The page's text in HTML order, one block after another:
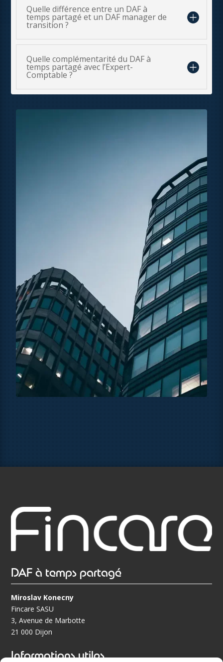
Quelle différence entre un DAF à
temps partagé et un DAF manager de
transition ?
Quelle complémentarité du DAF à
temps partagé avec l’Expert-
Comptable ?
DAF à temps partagé
Miroslav Konecny
Fincare SASU
3, Avenue de Marbotte
21 000 Dijon
Informations utiles